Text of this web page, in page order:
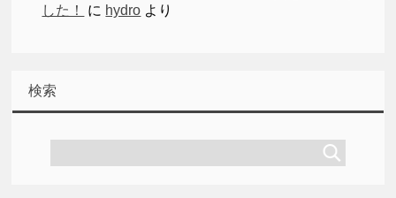
した！
に hydro より
検索